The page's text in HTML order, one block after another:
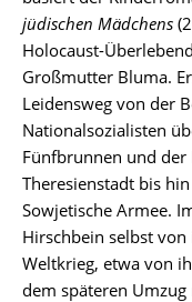
jüdischen Mädchens
Holocaust-
Großmutter Bluma.
Leidensweg von der
Nationalsozialisten
Fünfbrunnen und
Theresienstadt bis
Sowjetische Armee.
Hirschbein selbst
Weltkrieg, etwa von
dem späteren